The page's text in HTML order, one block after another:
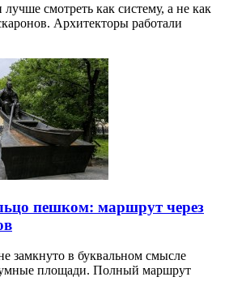
смотреть как систему, а не как
Архитекторы работали
пешком: маршрут через
замкнуто в буквальном смысле
площади. Полный маршрут